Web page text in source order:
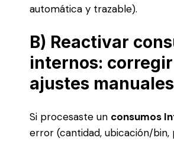
automática y trazable).
B) Reactivar
internos:
ajustes manuales
Si procesaste un consumos
error (cantidad, ubicación/bin,